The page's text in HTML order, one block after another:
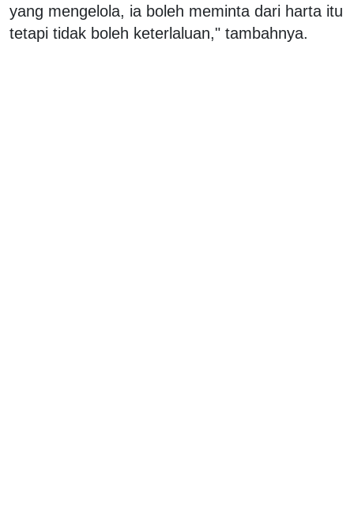
yang mengelola, ia boleh meminta dari harta itu
tetapi tidak boleh keterlaluan," tambahnya.